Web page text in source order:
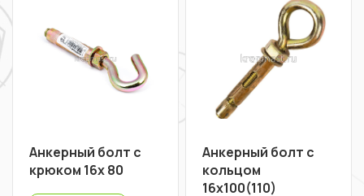
Анкерный болт с
крюком 16х 80
Анкерный болт с
кольцом
16х100(110)